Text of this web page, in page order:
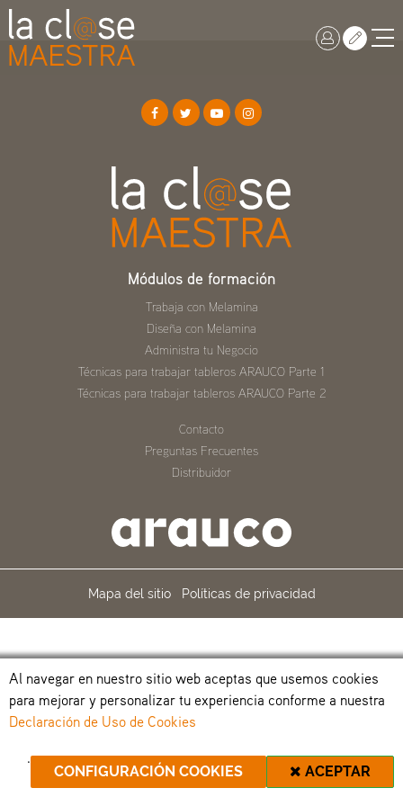
Módulos de formación
Trabaja con Melamina
Diseña con Melamina
Administra tu Negocio
Técnicas para trabajar tableros ARAUCO Parte 1
Técnicas para trabajar tableros ARAUCO Parte 2
Contacto
Preguntas Frecuentes
Distribuidor
Mapa del sitio Políticas de privacidad
Al navegar en nuestro sitio web aceptas que usemos cookies
para mejorar y personalizar tu experiencia conforme a nuestra
Declaración de Uso de Cookies
ACEPTAR
CONFIGURACIÓN COOKIES
.